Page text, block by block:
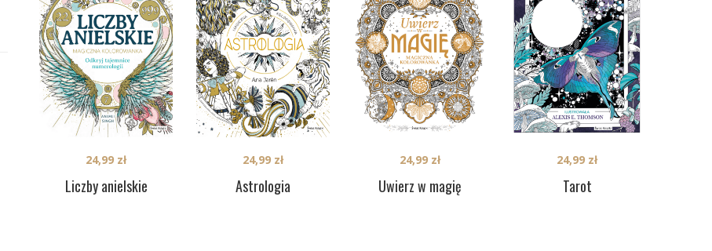
Liczby anielskie
24,99 zł
Astrologia
24,99 zł
Uwierz w magię
24,99 zł
Tarot
24,99 zł